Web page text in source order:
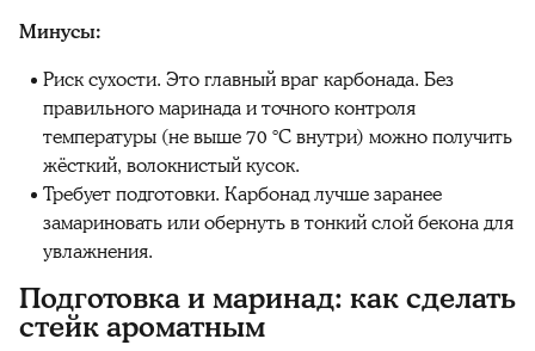
Минусы:
Риск сухости. Это главный враг карбонада. Без
правильного маринада и точного контроля
температуры (не выше 70 °C внутри) можно получить
жёсткий, волокнистый кусок.
Требует подготовки. Карбонад лучше заранее
замариновать или обернуть в тонкий слой бекона для
увлажнения.
Подготовка и маринад: как сделать
стейк ароматным